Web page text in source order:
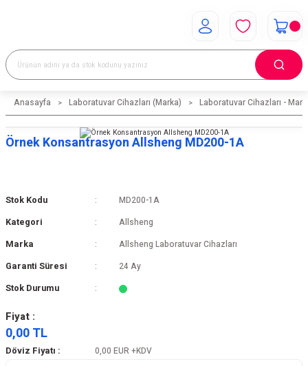
Anasayfa Laboratuvar Cihazları (Marka) Laboratuvar Cihazları -
Örnek Konsantrasyon Allsheng MD200-1A
Stok Kodu MD200-1A
Kategori Allsheng
Marka Allsheng Laboratuvar Cihazları
Garanti Süresi 24 Ay
Stok Durumu
Fiyat :
0,00 TL
Döviz Fiyatı : 0,00 EUR +KDV